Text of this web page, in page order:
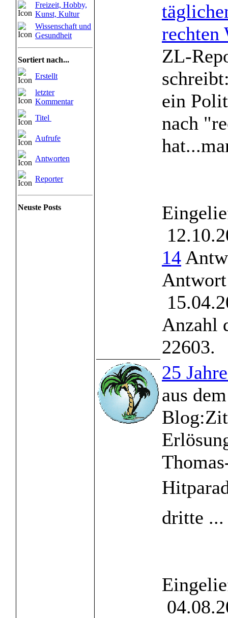
Freizeit, Hobby,
Kunst, Kultur
Wissenschaft und
Gesundheit
Sortiert nach...
Erstellt
letzter
Kommentar
Titel
Aufrufe
Antworten
Reporter
Neuste Posts
rechten
ZL-
ein
nach
14
Anzahl
22603.
25
aus
dritte ...